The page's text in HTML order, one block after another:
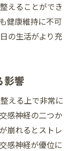
えることができ
健康維持に不可
の生活がより充
影響
える上で非常に
感神経の二つか
崩れるとストレ
感神経が優位に